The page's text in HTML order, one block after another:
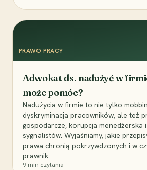
PRAWO PRACY
Adwokat ds. nadużyć w
może pomóc?
Nadużycia w firmie to nie tylko
dyskryminacja pracowników, ale też
gospodarcze, korupcja menedżerska
sygnalistów. Wyjaśniamy, jakie
prawa chronią pokrzywdzonych i w
prawnik.
9 min czytania